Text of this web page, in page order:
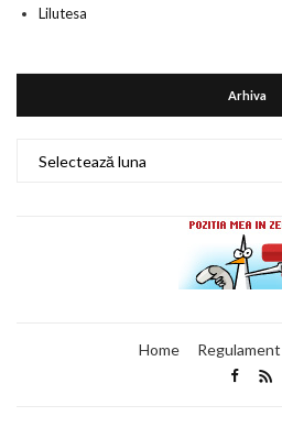
Lilutesa
Arhiva
Home Regulament